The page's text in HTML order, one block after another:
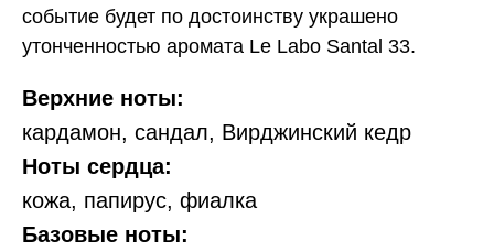
событие будет по достоинству украшено
утонченностью аромата Le Labo Santal 33.
Верхние ноты:
кардамон, сандал, Вирджинский кедр
Ноты сердца:
кожа, папирус, фиалка
Базовые ноты: